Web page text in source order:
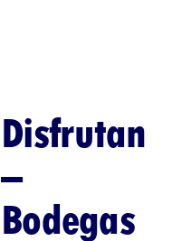
–
Bodegas